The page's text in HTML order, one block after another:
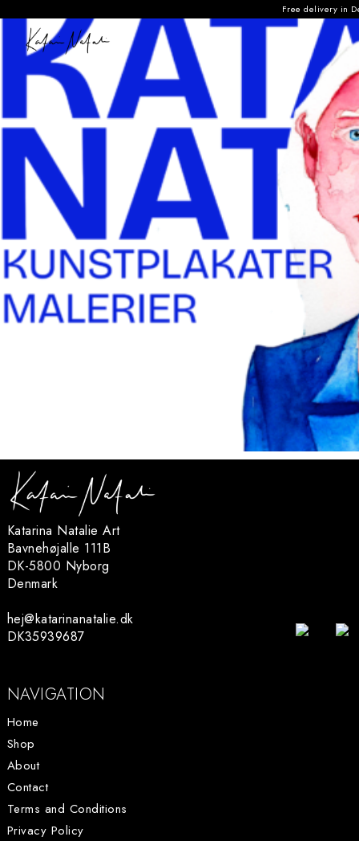
Free delivery in
Katarina Natalie Art
Bavnehøjalle 111B
DK-5800 Nyborg
Denmark
hej@katarinanatalie.dk
DK35939687
NAVIGATION
Home
Shop
About
Contact
Terms and Conditions
Privacy Policy